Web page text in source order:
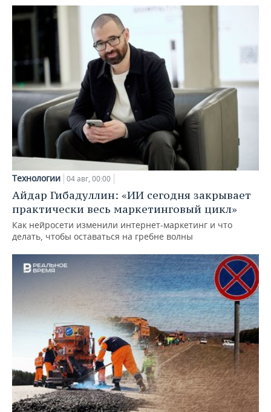
Технологии 04 авг, 00:00
Айдар Гибадуллин: «ИИ сегодня закрывает
практически весь маркетинговый цикл»
Как нейросети изменили интернет-маркетинг и что
делать, чтобы оставаться на гребне волны